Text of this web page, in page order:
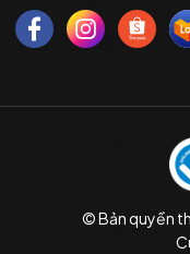
© Bản quyền